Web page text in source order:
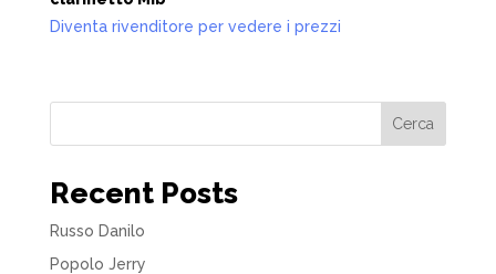
Diventa rivenditore per vedere i prezzi
Cerca
Recent Posts
Russo Danilo
Popolo Jerry